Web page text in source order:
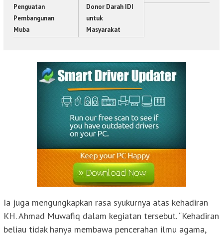
Penguatan
Pembangunan
Muba
Donor Darah IDI
untuk
Masyarakat
Ia juga mengungkapkan rasa syukurnya atas kehadiran
KH. Ahmad Muwafiq dalam kegiatan tersebut. “Kehadiran
beliau tidak hanya membawa pencerahan ilmu agama,